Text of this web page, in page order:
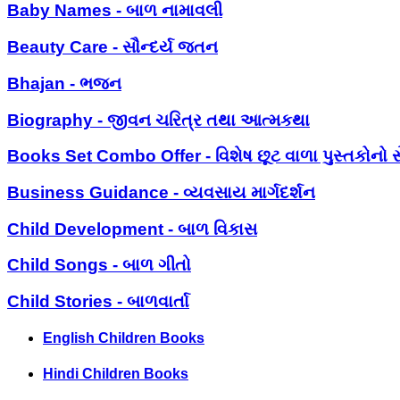
Baby Names - બાળ નામાવલી
Beauty Care - સૌન્દર્ય જતન
Bhajan - ભજન
Biography - જીવન ચરિત્ર તથા આત્મકથા
Books Set Combo Offer - વિશેષ છૂટ વાળા પુસ્તકોનો
Business Guidance - વ્યવસાય માર્ગદર્શન
Child Development - બાળ વિકાસ
Child Songs - બાળ ગીતો
Child Stories - બાળવાર્તા
English Children Books
Hindi Children Books